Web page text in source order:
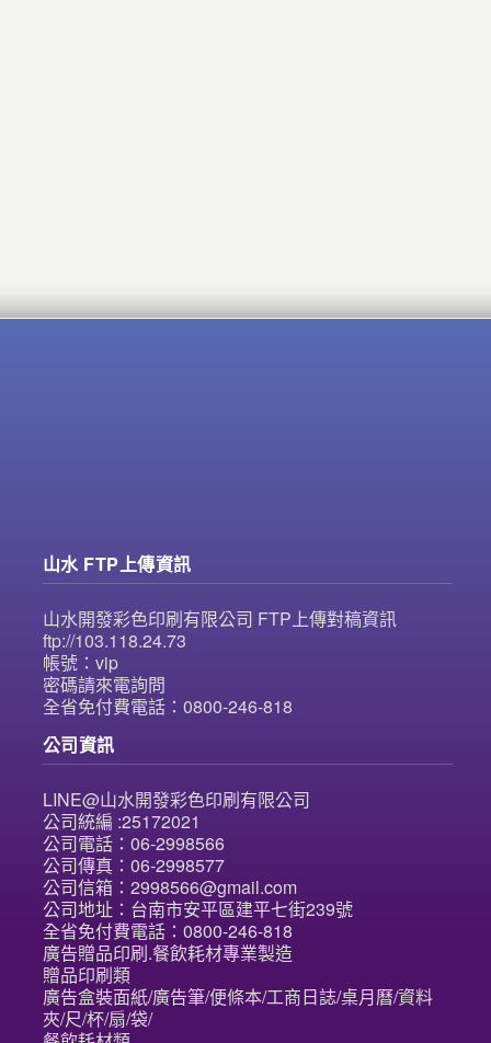
山水 FTP上傳資訊
山水開發彩色印刷有限公司 FTP上傳對稿資訊
ftp://103.118.24.73
帳號：vip
密碼請來電詢問
全省免付費電話：0800-246-818
公司資訊
LINE@山水開發彩色印刷有限公司
公司統編 :25172021
公司電話：06-2998566
公司傳真：06-2998577
公司信箱：2998566@gmail.com
公司地址：台南市安平區建平七街239號
全省免付費電話：0800-246-818
廣告贈品印刷.餐飲耗材專業製造
贈品印刷類
廣告盒裝面紙/廣告筆/便條本/工商日誌/桌月曆/資料
夾/尺/杯/扇/袋/